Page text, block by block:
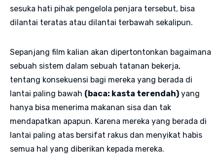
sesuka hati pihak pengelola penjara tersebut, bisa
dilantai teratas atau dilantai terbawah sekalipun.
Sepanjang film kalian akan dipertontonkan bagaimana
sebuah sistem dalam sebuah tatanan bekerja,
tentang konsekuensi bagi mereka yang berada di
lantai paling bawah (baca: kasta terendah) yang
hanya bisa menerima makanan sisa dan tak
mendapatkan apapun. Karena mereka yang berada di
lantai paling atas bersifat rakus dan menyikat habis
semua hal yang diberikan kepada mereka.